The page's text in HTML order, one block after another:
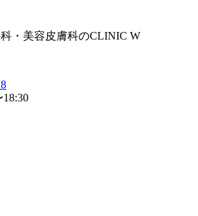
・美容皮膚科のCLINIC W